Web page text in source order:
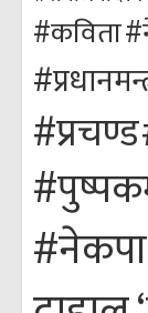
#कविता
#प्रचण्ड
#नेकपा